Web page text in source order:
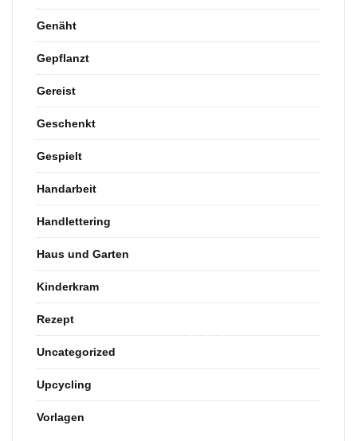
Genäht
Gepflanzt
Gereist
Geschenkt
Gespielt
Handarbeit
Handlettering
Haus und Garten
Kinderkram
Rezept
Uncategorized
Upcycling
Vorlagen